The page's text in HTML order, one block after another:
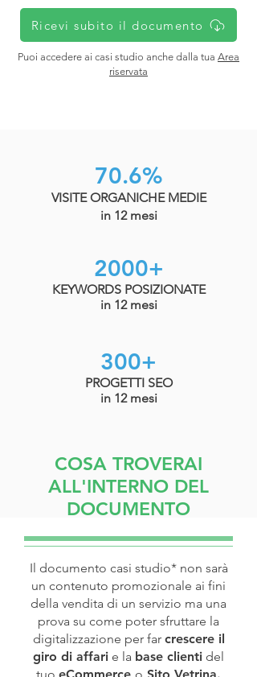
Ricevi subito il documento
Puoi accedere ai casi studio anche dalla tua Area
riservata
70.6%
VISITE ORGANICHE MEDIE
in 12 mesi
2000+
KEYWORDS POSIZIONATE
in 12 mesi
300+
PROGETTI SEO
in 12 mesi
COSA TROVERAI
ALL'INTERNO DEL
DOCUMENTO
Il documento casi studio* non sarà
un contenuto promozionale ai fini
della vendita di un servizio ma una
prova su come poter sfruttare la
digitalizzazione per far crescere il
giro di affari e la base clienti del